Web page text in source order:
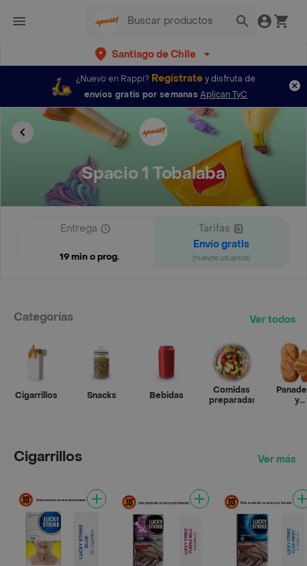
Santiago de Chile
¿Nuevo en Rappi? Regístratey disfruta de
envíos gratis por semanas Aplican TyC
Spacio 1 Tobalaba
Entrega
19 min o prog.
Tarifas
Envío gratis
(nuevos usuarios)
Categorías Ver todos
Cigarrillos Snacks Bebidas
Comidas
preparadas
y
Cigarrillos Ver más